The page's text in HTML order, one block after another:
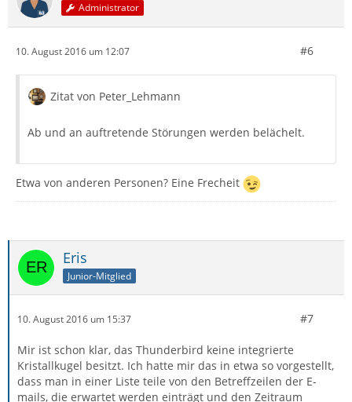
Administrator
10. August 2016 um 12:07 #6
Zitat von Peter_Lehmann
Ab und an auftretende Störungen werden belächelt.
Etwa von anderen Personen? Eine Frecheit
Eris
Junior-Mitglied
10. August 2016 um 15:37 #7
Mir ist schon klar, das Thunderbird keine integrierte
Kristallkugel besitzt. Ich hatte mir das in etwa so vorgestellt,
dass man in einer Liste teile von den Betreffzeilen der E-
mails, die erwartet werden einträgt und den Zeitraum